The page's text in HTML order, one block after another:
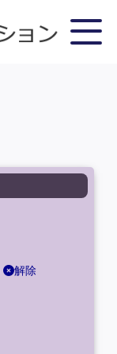
解除